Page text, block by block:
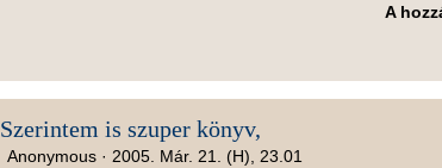
A
Szerintem is szuper könyv,
Anonymous ·2005. Már. 21. (H), 23.01